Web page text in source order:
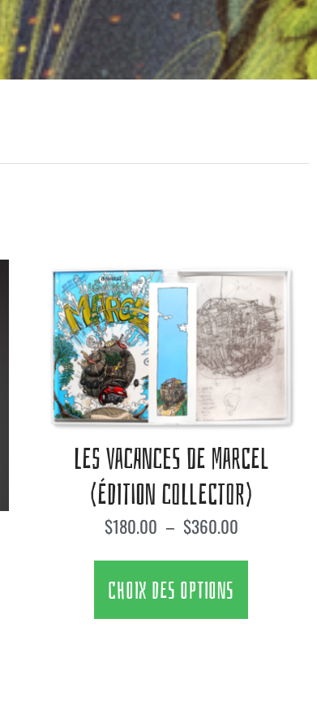
LES VACANCES DE MARCEL
(ÉDITION COLLECTOR)
$180.00 – $360.00
CHOIX DES OPTIONS